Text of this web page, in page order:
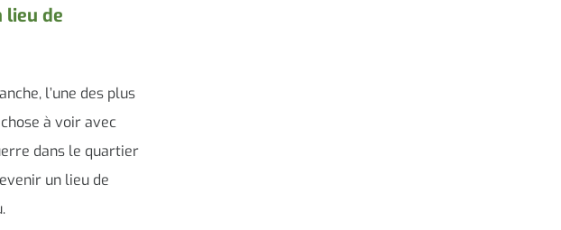
lieu de
l’une des plus
à voir avec
dans le quartier
un lieu de